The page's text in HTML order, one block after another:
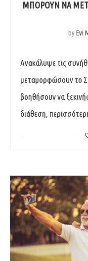
ΜΠΟΡΟΎΝ ΝΑ
byEvi
Ανακάλυψε τις
μεταμορφώσουν το
βοηθήσουν να
διάθεση,